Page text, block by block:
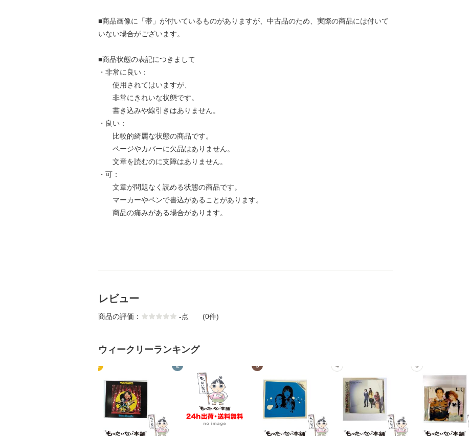
■商品画像に「帯」が付いているものがありますが、中古品のため、実際の商品には付いて
いない場合がございます。
■商品状態の表記につきまして
・非常に良い：
使用されてはいますが、
非常にきれいな状態です。
書き込みや線引きはありません。
・良い：
比較的綺麗な状態の商品です。
ページやカバーに欠品はありません。
文章を読むのに支障はありません。
・可：
文章が問題なく読める状態の商品です。
マーカーやペンで書込があることがあります。
商品の痛みがある場合があります。
レビュー
商品の評価： -点 (0件)
ウィークリーランキング
1 2 3 4 5